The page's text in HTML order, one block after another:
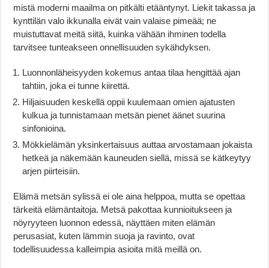
mistä moderni maailma on pitkälti etääntynyt. Liekit takassa ja
kynttilän valo ikkunalla eivät vain valaise pimeää; ne
muistuttavat meitä siitä, kuinka vähään ihminen todella
tarvitsee tunteakseen onnellisuuden sykähdyksen.
Luonnonläheisyyden kokemus antaa tilaa hengittää ajan
tahtiin, joka ei tunne kiirettä.
Hiljaisuuden keskellä oppii kuulemaan omien ajatusten
kulkua ja tunnistamaan metsän pienet äänet suurina
sinfonioina.
Mökkielämän yksinkertaisuus auttaa arvostamaan jokaista
hetkeä ja näkemään kauneuden siellä, missä se kätkeytyy
arjen piirteisiin.
Elämä metsän sylissä ei ole aina helppoa, mutta se opettaa
tärkeitä elämäntaitoja. Metsä pakottaa kunnioitukseen ja
nöyryyteen luonnon edessä, näyttäen miten elämän
perusasiat, kuten lämmin suoja ja ravinto, ovat
todellisuudessa kalleimpia asioita mitä meillä on.